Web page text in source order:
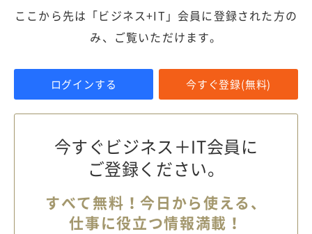
ここから先は「ビジネス+IT」会員に登録された方の
み、ご覧いただけます。
ログインする 今すぐ登録(無料)
今すぐビジネス＋IT会員に
ご登録ください。
すべて無料！今日から使える、
仕事に役立つ情報満載！